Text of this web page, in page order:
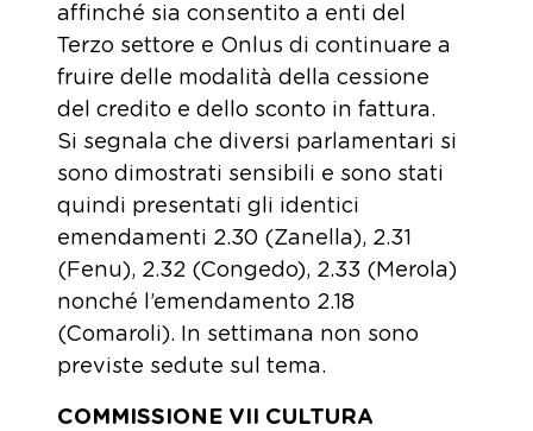
affinché sia consentito a enti del
Terzo settore e Onlus di continuare a
fruire delle modalità della cessione
del credito e dello sconto in fattura.
Si segnala che diversi parlamentari si
sono dimostrati sensibili e sono stati
quindi presentati gli identici
emendamenti 2.30 (Zanella), 2.31
(Fenu), 2.32 (Congedo), 2.33 (Merola)
nonché l’emendamento 2.18
(Comaroli). In settimana non sono
previste sedute sul tema.
COMMISSIONE VII CULTURA